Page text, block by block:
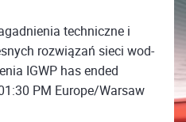
techniczne i
rozwiązań sieci wod-
IGWP has ended
PM Europe/Warsaw